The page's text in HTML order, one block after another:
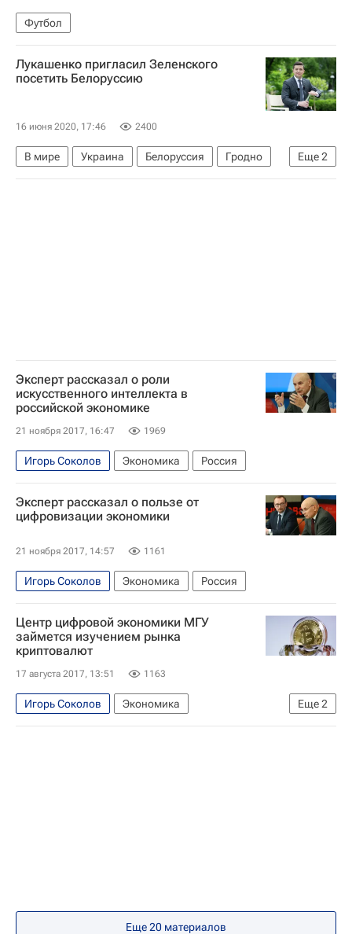
Футбол
Лукашенко пригласил Зеленского
посетить Белоруссию
16 июня 2020, 17:46 2400
Еще2
В мире Украина Белоруссия
Гродно
Владимир Зеленский
Александр Лукашенко
Эксперт рассказал о роли
искусственного интеллекта в
российской экономике
21 ноября 2017, 16:47 1969
Игорь Соколов Экономика Россия
Эксперт рассказал о пользе от
цифровизации экономики
21 ноября 2017, 14:57 1161
Игорь Соколов Экономика Россия
Центр цифровой экономики МГУ
займется изучением рынка
криптовалют
17 августа 2017, 13:51 1163
Еще2
Игорь Соколов
Экономика
МГУ имени М. В. Ломоносова
Россия
Еще20 материалов